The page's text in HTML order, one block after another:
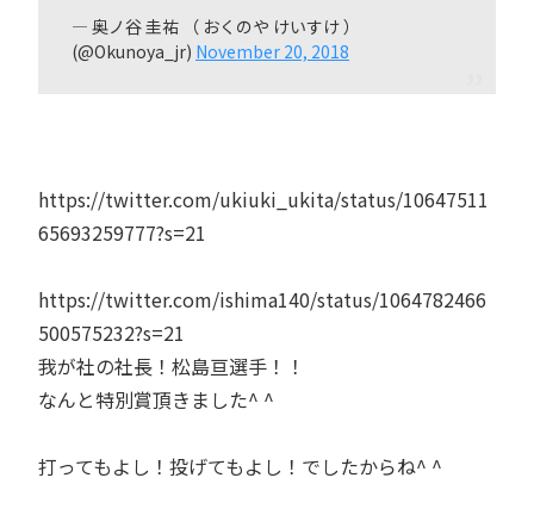
— 奥ノ谷 圭祐 （ おくのや けいすけ ）
(@Okunoya_jr) November 20, 2018
https://twitter.com/ukiuki_ukita/status/10647511
65693259777?s=21
https://twitter.com/ishima140/status/1064782466
500575232?s=21
我が社の社長！松島亘選手！！
なんと特別賞頂きました^ ^
打ってもよし！投げてもよし！でしたからね^ ^